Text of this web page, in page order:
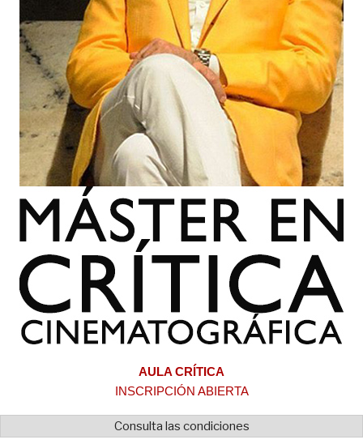
AULA CRÍTICA
INSCRIPCIÓN ABIERTA
Consulta las condiciones